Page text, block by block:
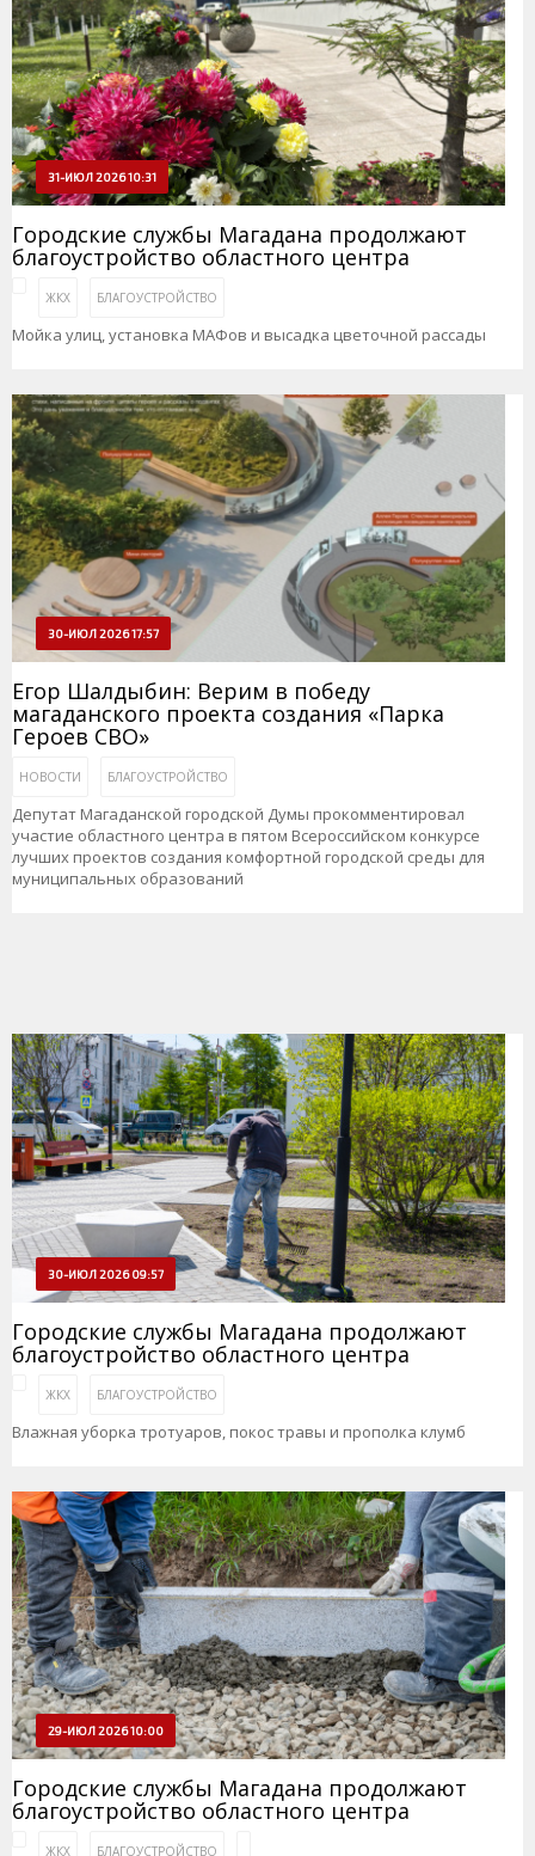
31-ИЮЛ 2026 10:31
Городские службы Магадана продолжают
благоустройство областного центра
ЖКХ БЛАГОУСТРОЙСТВО
Мойка улиц, установка МАФов и высадка цветочной рассады
30-ИЮЛ 2026 17:57
Егор Шалдыбин: Верим в победу
магаданского проекта создания «Парка
Героев СВО»
НОВОСТИ БЛАГОУСТРОЙСТВО
Депутат Магаданской городской Думы прокомментировал
участие областного центра в пятом Всероссийском конкурсе
лучших проектов создания комфортной городской среды для
муниципальных образований
30-ИЮЛ 2026 09:57
Городские службы Магадана продолжают
благоустройство областного центра
ЖКХ БЛАГОУСТРОЙСТВО
Влажная уборка тротуаров, покос травы и прополка клумб
29-ИЮЛ 2026 10:00
Городские службы Магадана продолжают
благоустройство областного центра
ЖКХ БЛАГОУСТРОЙСТВО